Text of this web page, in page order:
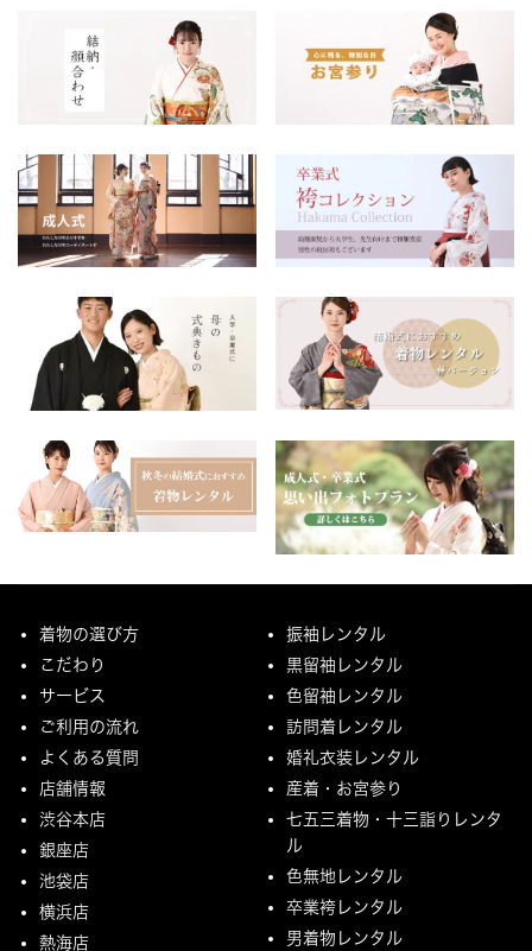
着物の選び方
こだわり
サービス
ご利用の流れ
よくある質問
店舗情報
渋谷本店
銀座店
池袋店
横浜店
熱海店
振袖レンタル
黒留袖レンタル
色留袖レンタル
訪問着レンタル
婚礼衣装レンタル
産着・お宮参り
七五三着物・十三詣りレンタ
ル
色無地レンタル
卒業袴レンタル
男着物レンタル